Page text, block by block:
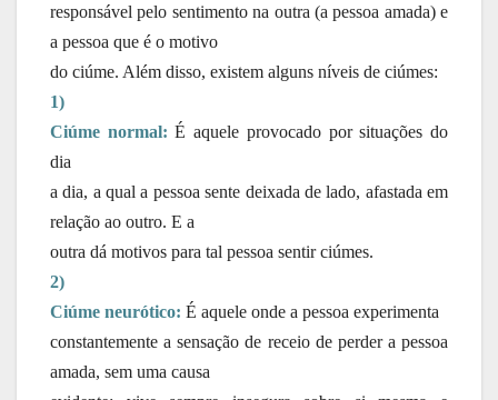
responsável pelo sentimento na outra (a pessoa amada) e
a pessoa que é o motivo
do ciúme. Além disso, existem alguns níveis de ciúmes:
1)
Ciúme normal: É aquele provocado por situações do
dia
a dia, a qual a pessoa sente deixada de lado, afastada em
relação ao outro. E a
outra dá motivos para tal pessoa sentir ciúmes.
2)
Ciúme neurótico: É aquele onde a pessoa experimenta
constantemente a sensação de receio de perder a pessoa
amada, sem uma causa